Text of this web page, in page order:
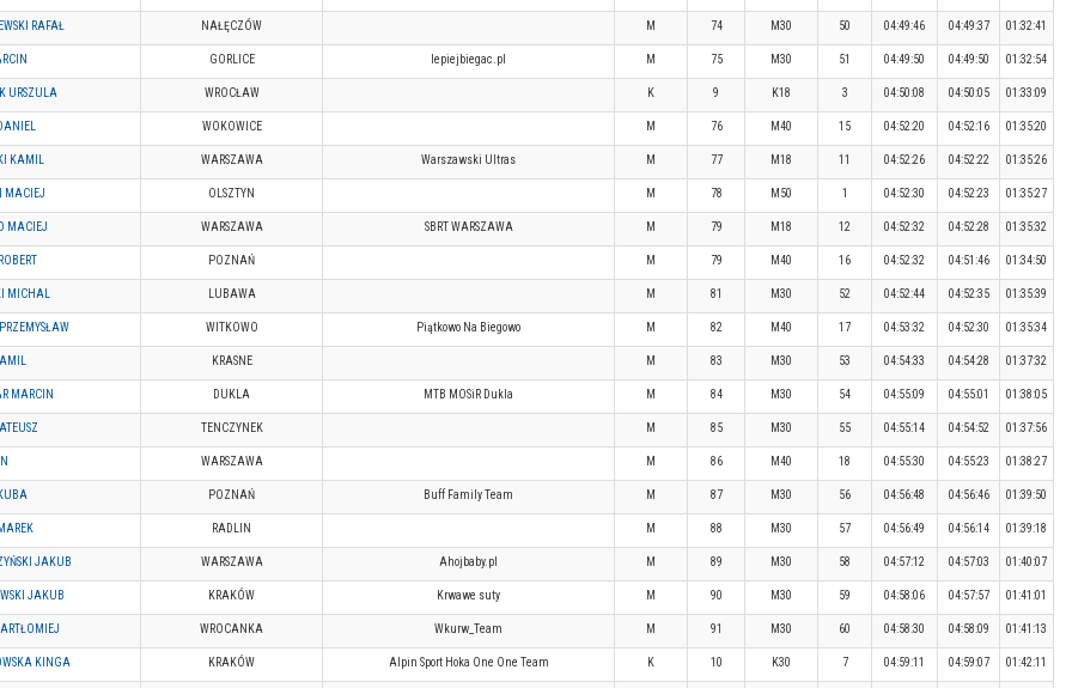
RAFAŁ NAŁĘCZÓW M 74 M30 50 04:49:46 04:49:37 01:32:41
GORLICE lepiejbiegac.pl M 75 M30 51 04:49:50 04:49:50 01:32:54
URSZULA WROCŁAW K 9 K18 3 04:50:08 04:50:05 01:33:09
WOKOWICE M 76 M40 15 04:52:20 04:52:16 01:35:20
KAMIL WARSZAWA Warszawski Ultras M 77 M18 11 04:52:26 04:52:22 01:35:26
MACIEJ OLSZTYN M 78 M50 1 04:52:30 04:52:23 01:35:27
MACIEJ WARSZAWA SBRT WARSZAWA M 79 M18 12 04:52:32 04:52:28 01:35:32
POZNAŃ M 79 M40 16 04:52:32 04:51:46 01:34:50
MICHAL LUBAWA M 81 M30 52 04:52:44 04:52:35 01:35:39
WITKOWO Piątkowo Na Biegowo M 82 M40 17 04:53:32 04:52:30 01:35:34
KRASNE M 83 M30 53 04:54:33 04:54:28 01:37:32
MARCIN DUKLA MTB MOSiR Dukla M 84 M30 54 04:55:09 04:55:01 01:38:05
TENCZYNEK M 85 M30 55 04:55:14 04:54:52 01:37:56
WARSZAWA M 86 M40 18 04:55:30 04:55:23 01:38:27
POZNAŃ Buff Family Team M 87 M30 56 04:56:48 04:56:46 01:39:50
RADLIN M 88 M30 57 04:56:49 04:56:14 01:39:18
JAKUB WARSZAWA Ahojbaby.pl M 89 M30 58 04:57:12 04:57:03 01:40:07
JAKUB KRAKÓW Krwawe suty M 90 M30 59 04:58:06 04:57:57 01:41:01
WROCANKA Wkurw_Team M 91 M30 60 04:58:30 04:58:09 01:41:13
KINGA KRAKÓW Alpin Sport Hoka One One Team K 10 K30 7 04:59:11 04:59:07 01:42:11